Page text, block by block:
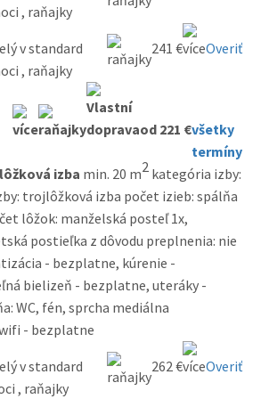
, raňajky
v standard
, raňajky
241 € Overiť
od 221 €všetky
termíny
izba min. 20 m2 kategória izby:
trojlôžková izba počet izieb: spálňa
lôžok: manželská posteľ 1x,
postieľka z dôvodu preplnenia: nie
- bezplatne, kúrenie -
bielizeň - bezplatne, uteráky -
WC, fén, sprcha mediálna
- bezplatne
v standard
, raňajky
262 € Overiť